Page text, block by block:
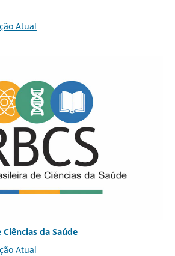
Atual
da Saúde
Atual